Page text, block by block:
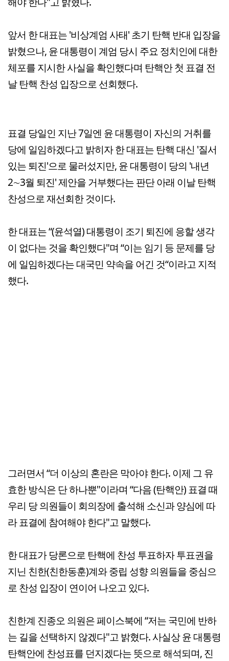
앞서 한 대표는 '비상계엄 사태' 초기 탄핵 반대 입장을
밝혔으나, 윤 대통령이 계엄 당시 주요 정치인에 대한
체포를 지시한 사실을 확인했다며 탄핵안 첫 표결 전
날 탄핵 찬성 입장으로 선회했다.
표결 당일인 지난 7일엔 윤 대통령이 자신의 거취를
당에 일임하겠다고 밝히자 한 대표는 탄핵 대신 '질서
있는 퇴진'으로 물러섰지만, 윤 대통령이 당의 '내년
2∼3월 퇴진' 제안을 거부했다는 판단 아래 이날 탄핵
찬성으로 재선회한 것이다.
한 대표는 “(윤석열) 대통령이 조기 퇴진에 응할 생각
이 없다는 것을 확인했다"며 “이는 임기 등 문제를 당
에 일임하겠다는 대국민 약속을 어긴 것“이라고 지적
했다.
그러면서 “더 이상의 혼란은 막아야 한다. 이제 그 유
효한 방식은 단 하나뿐"이라며 “다음 (탄핵안) 표결 때
우리 당 의원들이 회의장에 출석해 소신과 양심에 따
라 표결에 참여해야 한다"고 말했다.
한 대표가 당론으로 탄핵에 찬성 투표하자 투표권을
지닌 친한(친한동훈)계와 중립 성향 의원들을 중심으
로 찬성 입장이 연이어 나오고 있다.
친한계 진종오 의원은 페이스북에 “저는 국민에 반하
는 길을 선택하지 않겠다"고 밝혔다. 사실상 윤 대통령
탄핵안에 찬성표를 던지겠다는 뜻으로 해석되며, 진